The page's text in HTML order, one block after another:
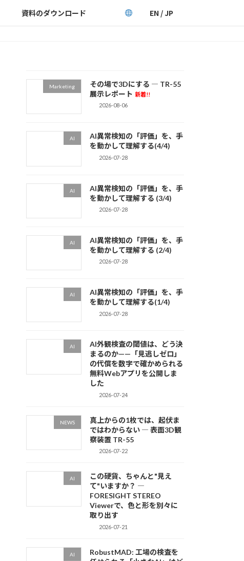
資料のダウンロード EN / JP
Marketing
その場で3Dにする ― TR-55
展示レポート 新着!!
2026-08-06
AI
AI異常検知の「評価」を、手
を動かして理解する(4/4)
2026-07-28
AI
AI異常検知の「評価」を、手
を動かして理解する (3/4)
2026-07-28
AI
AI異常検知の「評価」を、手
を動かして理解する (2/4)
2026-07-28
AI
AI異常検知の「評価」を、手
を動かして理解する(1/4)
2026-07-28
AI
AI外観検査の閾値は、どう決
まるのか——「見逃しゼロ」
の代償を数字で確かめられる
無料Webアプリを公開しま
した
2026-07-24
NEWS
真上からの1枚では、起伏ま
ではわからない ― 表面3D観
察装置 TR-55
2026-07-22
AI
この硬貨、ちゃんと"見え
て"いますか？ ―
FORESIGHT STEREO
Viewerで、色と形を別々に
取り出す
2026-07-21
AI
RobustMAD: 工場の検査を